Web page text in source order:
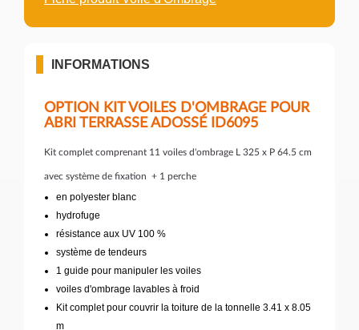
INFORMATIONS
OPTION KIT VOILES D'OMBRAGE POUR
ABRI TERRASSE ADOSSÉ ID6095
Kit complet comprenant 11 voiles d'ombrage L 325 x P 64.5 cm
avec système de fixation + 1 perche
en polyester blanc
hydrofuge
résistance aux UV 100 %
système de tendeurs
1 guide pour manipuler les voiles
voiles d'ombrage lavables à froid
Kit complet pour couvrir la toiture de la tonnelle 3.41 x 8.05
m